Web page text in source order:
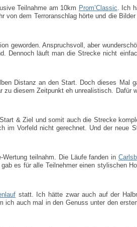
Teilnahme am 10km Prom’Classic . Ich
dem Terroranschlag hörte und die
geworden. Anspruchsvoll, aber
läuft man die Strecke nicht
Distanz an den Start. Doch dieses Mal
diesem Zeitpunkt eh unrealistisch.
& Ziel und somit auch die Strecke
Vorfeld nicht gerechnet. Und der neue
teilnahm. Die Läufe fanden in
es für alle Teilnehmer einen stylischen
statt. Ich hätte zwar auch auf der
auch mal in den Genuss unter den